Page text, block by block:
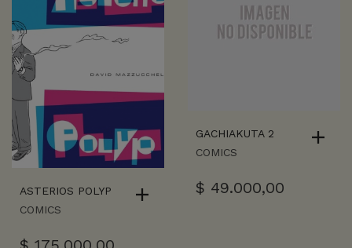
ASTERIOS POLYP
COMICS
GACHIAKUTA 2
COMICS
$ 49.000,00